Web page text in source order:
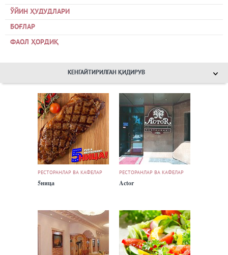
ЎЙИН ҲУДУДЛАРИ
БОҒЛАР
ФАОЛ ҲОРДИҚ
КЕНГАЙТИРИЛГАН ҚИДИРУВ
РЕСТОРАНЛАР ВА КАФЕЛАР
5ница
РЕСТОРАНЛАР ВА КАФЕЛАР
Actor